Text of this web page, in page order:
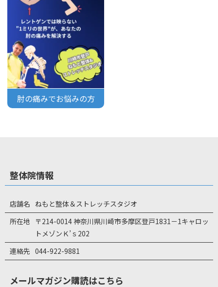
肘の痛みでお悩みの方
整体院情報
店舗名 ねもと整体＆ストレッチスタジオ
所在地
〒214-0014 神奈川県川崎市多摩区登戸1831－1キャロッ
トメゾンＫ’ｓ202
連絡先 044-922-9881
メールマガジン購読はこちら